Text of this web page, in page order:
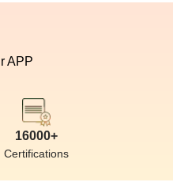
APP
16000+
Certifications